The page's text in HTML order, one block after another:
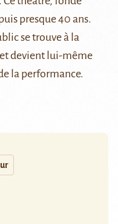
presque 40 ans.
se trouve à la
devient lui-même
la performance.